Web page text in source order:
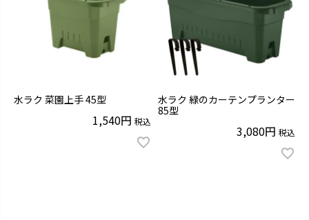
水ラク 菜園上手 45型
1,540 税込
水ラク 緑のカーテンプランター
85型
3,080 税込